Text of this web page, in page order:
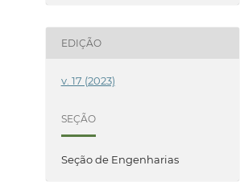
EDIÇÃO
v. 17 (2023)
SEÇÃO
Seção de Engenharias